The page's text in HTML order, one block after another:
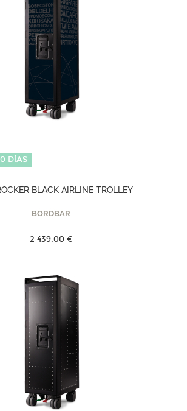
DÍAS
BLACK AIRLINE TROLLEY
BORDBAR
2 439,00 €